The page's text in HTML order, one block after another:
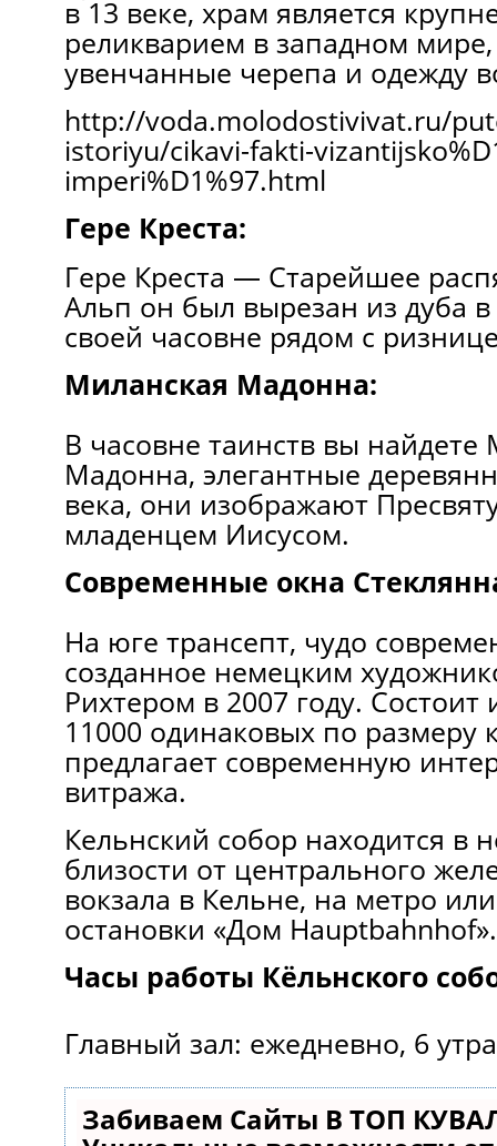
в 13 веке, храм является
реликварием в западном
увенчанные черепа и одежду
http://voda.molodostivivat.ru/
istoriyu/cikavi-fakti-
imperi%D1%97.html
Гере Креста:
Гере Креста — Старейшее
Альп он был вырезан из дуба в
своей часовне рядом с
Миланская Мадонна:
В часовне таинств вы найдете
Мадонна, элегантные
века, они изображают
младенцем Иисусом.
Современные окна
На юге трансепт, чудо
созданное немецким
Рихтером в 2007 году. Состоит
11000 одинаковых по размеру
предлагает современную
витража.
Кельнский собор находится в
близости от центрального
вокзала в Кельне, на метро
остановки «Дом Hauptbahnhof».
Часы работы Кёльнского
Главный зал: ежедневно, 6
Забиваем Сайты В ТОП